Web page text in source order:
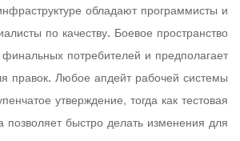
обладают программисты и
по качеству. Боевое пространство
потребителей и предполагает
правок. Любое апдейт рабочей системы
утверждение, тогда как тестовая
позволяет быстро делать изменения для